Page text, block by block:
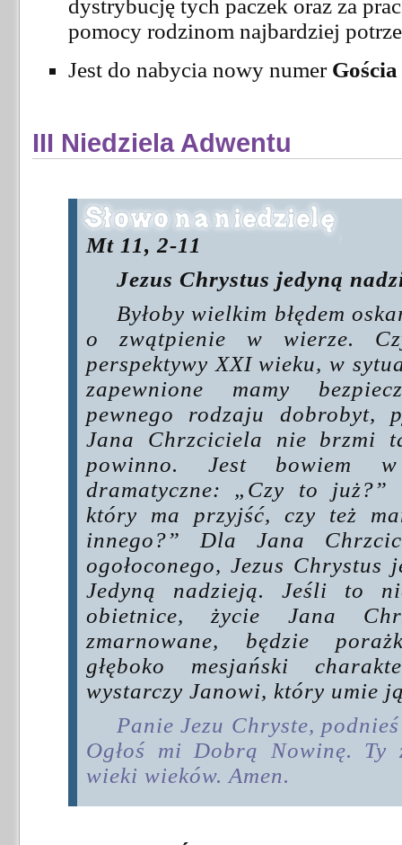
dystrybucję tych paczek oraz za
pomocy rodzinom najbardziej
Jest do nabycia nowy numer
III Niedziela Adwentu
Mt 11, 2-11
Jezus Chrystus jedyną
Byłoby wielkim błędem
o zwątpienie w wierze.
perspektywy XXI wieku, w
zapewnione mamy
pewnego rodzaju dobrobyt,
Jana Chrzciciela nie brzmi
powinno. Jest bowiem
dramatyczne: „Czy to już?”
który ma przyjść, czy też
innego?” Dla Jana
ogołoconego, Jezus
Jedyną nadzieją. Jeśli to
obietnice, życie Jana
zmarnowane, będzie
głęboko mesjański
wystarczy Janowi, który umie
Panie Jezu Chryste,
Ogłoś mi Dobrą Nowinę.
wieki wieków. Amen.